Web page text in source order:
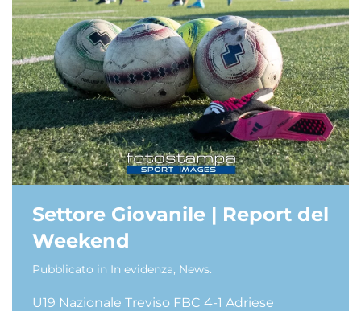
Settore Giovanile | Report del
Weekend
Pubblicato in In evidenza, News.
U19 Nazionale Treviso FBC 4-1 Adriese